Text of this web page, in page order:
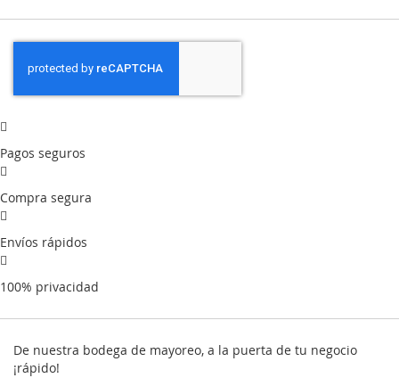
Pagos seguros
Compra segura
Envíos rápidos
100% privacidad
De nuestra bodega de mayoreo, a la puerta de tu negocio
¡rápido!